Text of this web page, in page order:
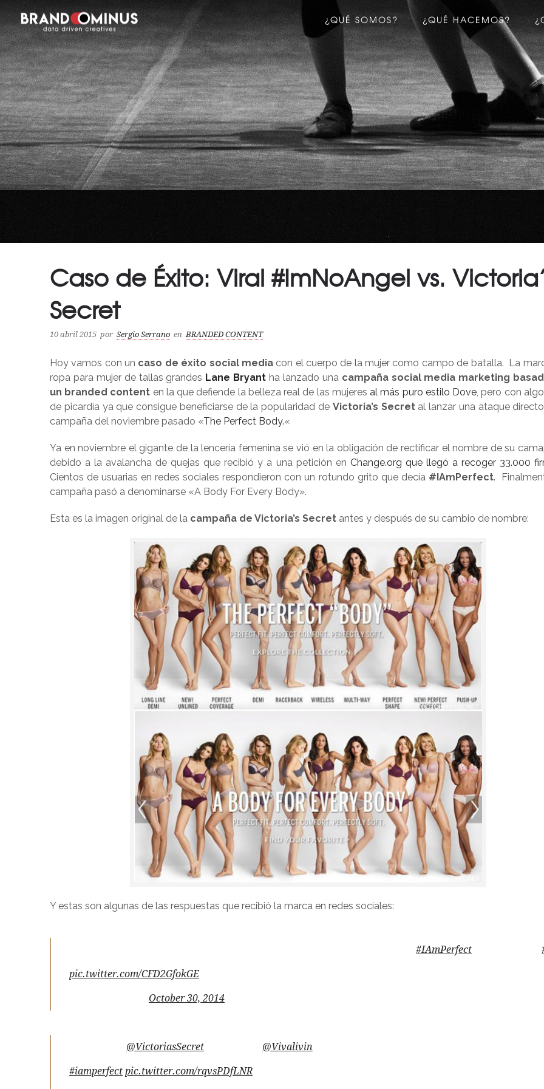
¿QUÉ SOMOS? ¿QUÉ HACEMOS?
Caso de Éxito: Viral #ImNoAngel vs.
Secret
10 abril 2015 por Sergio Serrano en BRANDED CONTENT
Hoy vamos con un caso de éxito social mediacon el cuerpo de la mujer como campo de batalla. La
ropa para mujer de tallas grandes Lane Bryant ha lanzado una campaña social media marketing
un branded content en la que defiende la belleza real de las mujeres al más puro estilo Dove, pero con
de picardía ya que consigue beneficiarse de la popularidad de Victoria’s Secretal lanzar una ataque
campaña del noviembre pasado «The Perfect Body.«
Ya en noviembre el gigante de la lencería femenina se vió en la obligación de rectificar el nombre de su
debido a la avalancha de quejas que recibió y a una petición en Change.org que llegó a recoger 33.000
Cientos de usuarias en redes sociales respondieron con un rotundo grito que decía #IAmPerfect.
campaña pasó a denominarse «A Body For Every Body».
Esta es la imagen original de la campaña de Victoria’s Secret antes y después de su cambio de nombre:
Y estas son algunas de las respuestas que recibió la marca en redes sociales:
#IAmPerfect
pic.twitter.com/CFD2GfokGE
October 30, 2014
@VictoriasSecret @Vivalivin
#iamperfect pic.twitter.com/rqvsPDfLNR